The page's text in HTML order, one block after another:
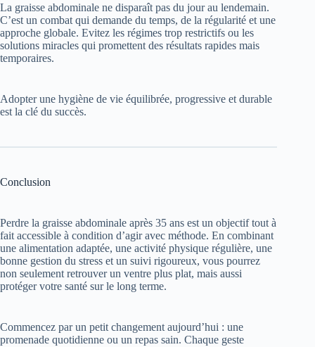
La graisse abdominale ne disparaît pas du jour au lendemain.
C’est un combat qui demande du temps, de la régularité et une
approche globale. Evitez les régimes trop restrictifs ou les
solutions miracles qui promettent des résultats rapides mais
temporaires.
Adopter une hygiène de vie équilibrée, progressive et durable
est la clé du succès.
Conclusion
Perdre la graisse abdominale après 35 ans est un objectif tout à
fait accessible à condition d’agir avec méthode. En combinant
une alimentation adaptée, une activité physique régulière, une
bonne gestion du stress et un suivi rigoureux, vous pourrez
non seulement retrouver un ventre plus plat, mais aussi
protéger votre santé sur le long terme.
Commencez par un petit changement aujourd’hui : une
promenade quotidienne ou un repas sain. Chaque geste